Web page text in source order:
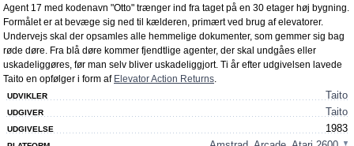
Agent 17 med kodenavn "Otto" trænger ind fra taget på en 30 etager høj bygning.
Formålet er at bevæge sig ned til kælderen, primært ved brug af elevatorer.
Undervejs skal der opsamles alle hemmelige dokumenter, som gemmer sig bag
røde døre. Fra blå døre kommer fjendtlige agenter, der skal undgåes eller
uskadeliggøres, før man selv bliver uskadeliggjort. Ti år efter udgivelsen lavede
Taito en opfølger i form af Elevator Action Returns.
UDVIKLER Taito
UDGIVER Taito
UDGIVELSE 1983